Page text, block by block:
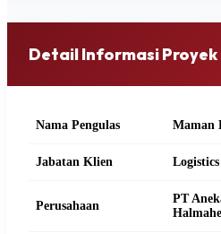
Detail Informasi Proyek
Nama Pengulas Maman
Jabatan Klien
Perusahaan
PT